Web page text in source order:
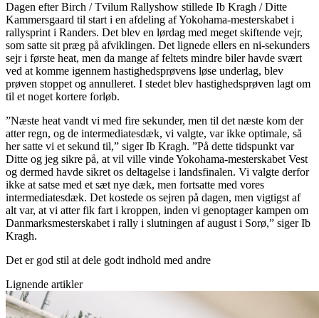
Dagen efter Birch / Tvilum Rallyshow stillede Ib Kragh / Ditte
Kammersgaard til start i en afdeling af Yokohama-mesterskabet i
rallysprint i Randers. Det blev en lørdag med meget skiftende vejr,
som satte sit præg på afviklingen. Det lignede ellers en ni-sekunders
sejr i første heat, men da mange af feltets mindre biler havde svært
ved at komme igennem hastighedsprøvens løse underlag, blev
prøven stoppet og annulleret. I stedet blev hastighedsprøven lagt om
til et noget kortere forløb.
”Næste heat vandt vi med fire sekunder, men til det næste kom der
atter regn, og de intermediatesdæk, vi valgte, var ikke optimale, så
her satte vi et sekund til,” siger Ib Kragh. ”På dette tidspunkt var
Ditte og jeg sikre på, at vil ville vinde Yokohama-mesterskabet Vest
og dermed havde sikret os deltagelse i landsfinalen. Vi valgte derfor
ikke at satse med et sæt nye dæk, men fortsatte med vores
intermediatesdæk. Det kostede os sejren på dagen, men vigtigst af
alt var, at vi atter fik fart i kroppen, inden vi genoptager kampen om
Danmarksmesterskabet i rally i slutningen af august i Sorø,” siger Ib
Kragh.
Det er god stil at dele godt indhold med andre
Lignende artikler